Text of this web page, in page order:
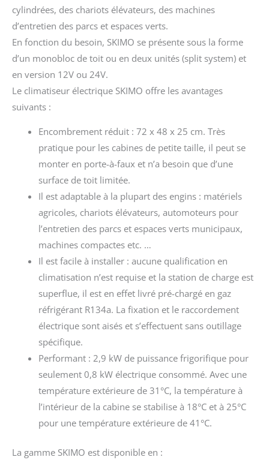
cylindrées, des chariots élévateurs, des machines
d’entretien des parcs et espaces verts.
En fonction du besoin, SKIMO se présente sous la forme
d’un monobloc de toit ou en deux unités (split system) et
en version 12V ou 24V.
Le climatiseur électrique SKIMO offre les avantages
suivants :
Encombrement réduit : 72 x 48 x 25 cm. Très
pratique pour les cabines de petite taille, il peut se
monter en porte-à-faux et n’a besoin que d’une
surface de toit limitée.
Il est adaptable à la plupart des engins : matériels
agricoles, chariots élévateurs, automoteurs pour
l’entretien des parcs et espaces verts municipaux,
machines compactes etc. …
Il est facile à installer : aucune qualification en
climatisation n’est requise et la station de charge est
superflue, il est en effet livré pré-chargé en gaz
réfrigérant R134a. La fixation et le raccordement
électrique sont aisés et s’effectuent sans outillage
spécifique.
Performant : 2,9 kW de puissance frigorifique pour
seulement 0,8 kW électrique consommé. Avec une
température extérieure de 31°C, la température à
l’intérieur de la cabine se stabilise à 18°C et à 25°C
pour une température extérieure de 41°C.
La gamme SKIMO est disponible en :